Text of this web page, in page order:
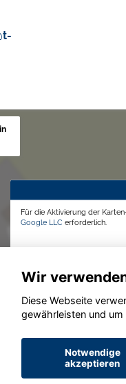
Für die Aktivierung der
Google LLC erforderlich.
Wir
Diese Webseite
gewährleisten und
Notwendige
akzeptieren